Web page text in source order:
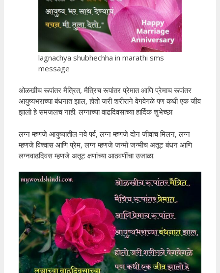
lagnachya shubhechha in marathi sms
message
ओळखीच रूपांतर मैत्रित, मैत्रिच रूपांतर प्रेमात आणि प्रेमाच रूपांतर
आयुष्यभराच्या बंधनात झाल, होतो जरी शरीराने वेगवेगळे पण कधी एक जीव
झालो हे समजलच नाही. लग्नाच्या वाढदिवसाच्या हार्दिक शुभेच्छा
लग्न म्हणजे आयुष्यातील नवे पर्व, लग्न म्हणजे दोन जीवांच मिलन, लग्न
म्हणजे विश्वास आणि प्रेम, लग्न म्हणजे जन्मो जन्मीच अतूट बंधन आणि
लग्नवाढदिवस म्हणजे अतूट क्षणांच्या आठवणींचा उजाळा.